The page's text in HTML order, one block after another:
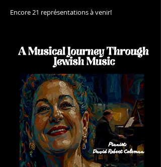
Encore 21 représentations à venir!​​